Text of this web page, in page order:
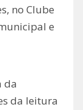
no Clube
e
da
da leitura